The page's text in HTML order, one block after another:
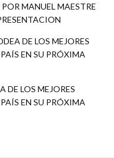
MANUEL MAESTRE
DE LOS MEJORES
EN SU PRÓXIMA
DE LOS MEJORES
EN SU PRÓXIMA